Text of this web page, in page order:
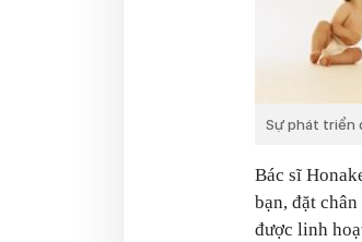
Sự phát triển
Bác sĩ
bạn, đặt
được linh